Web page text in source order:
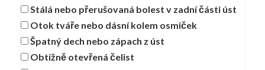
Stálá nebo přerušovaná bolest v zadní části úst
Otok tváře nebo dásní kolem osmiček
Špatný dech nebo zápach z úst
Obtížně otevřená čelist